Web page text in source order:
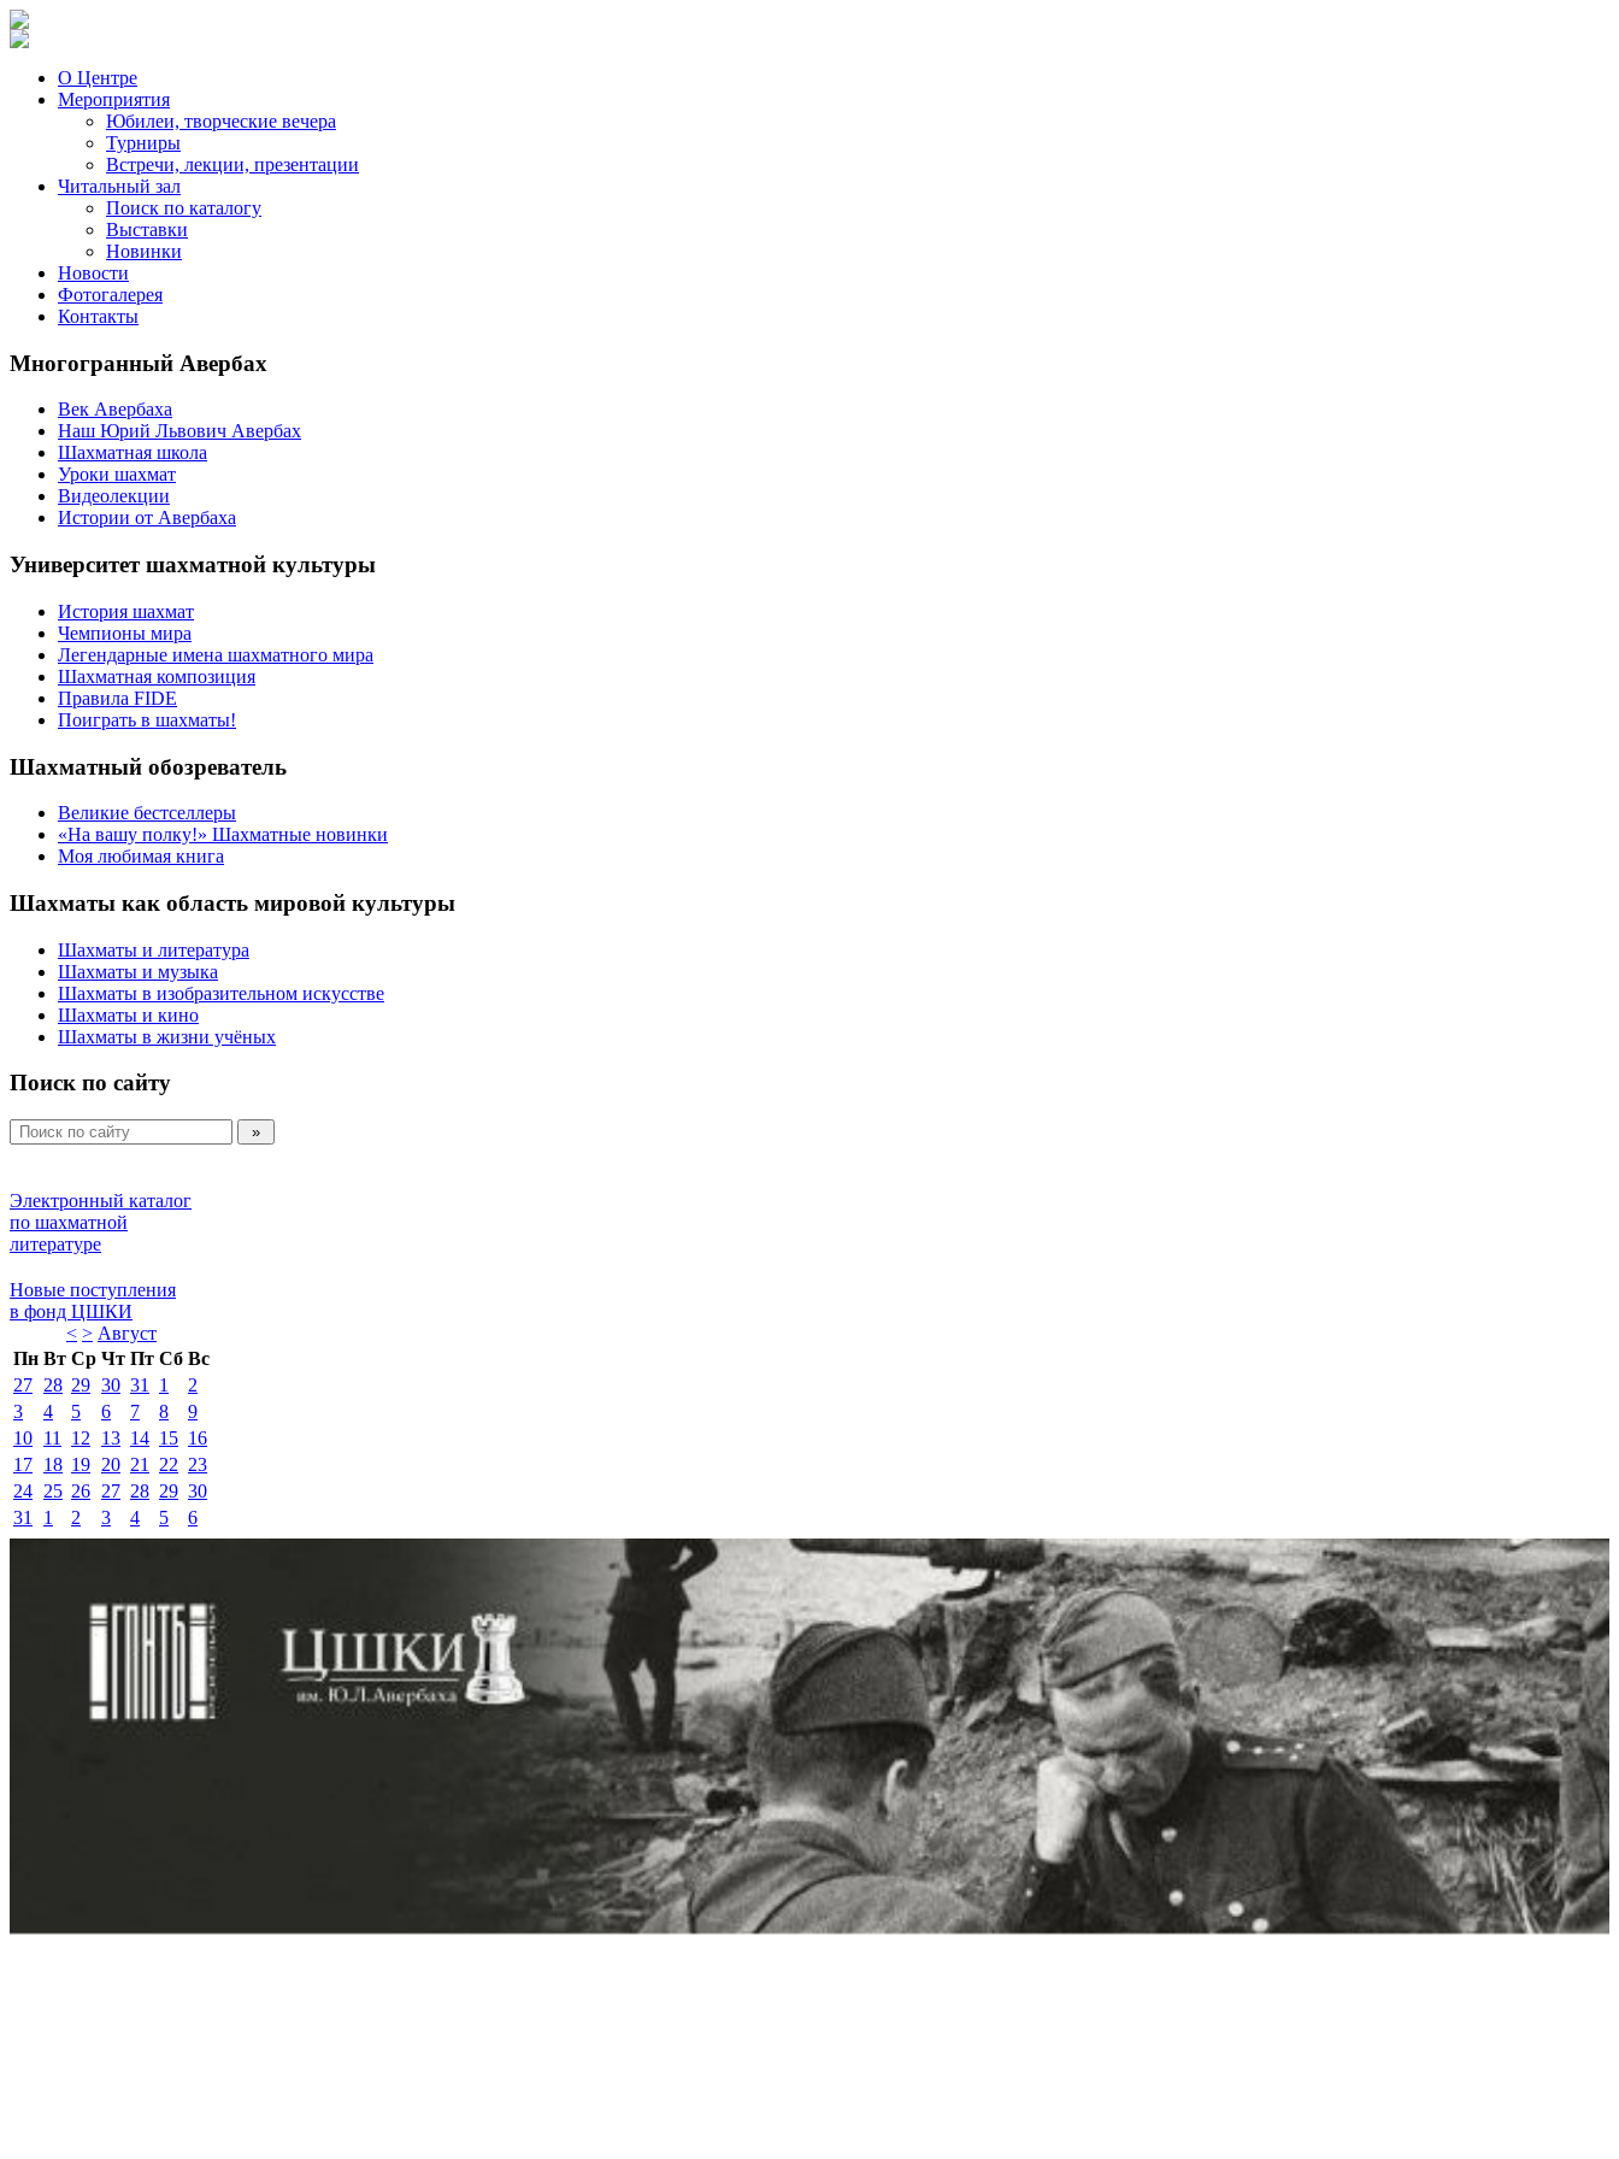
О Центре
Мероприятия
Юбилеи, творческие вечера
Турниры
Встречи, лекции, презентации
Читальный зал
Поиск по каталогу
Выставки
Новинки
Новости
Фотогалерея
Контакты
Многогранный Авербах
Век Авербаха
Наш Юрий Львович Авербах
Шахматная школа
Уроки шахмат
Видеолекции
Истории от Авербаха
Университет шахматной культуры
История шахмат
Чемпионы мира
Легендарные имена шахматного мира
Шахматная композиция
Правила FIDE
Поиграть в шахматы!
Шахматный обозреватель
Великие бестселлеры
«На вашу полку!» Шахматные новинки
Моя любимая книга
Шахматы как область мировой культуры
Шахматы и литература
Шахматы и музыка
Шахматы в изобразительном искусстве
Шахматы и кино
Шахматы в жизни учёных
Поиск по сайту
Электронный каталог
по шахматной
литературе
Новые поступления
в фонд ЦШКИ
< > Август
Пн Вт Ср Чт Пт Сб Вс
27 28 29 30 31 1
2
3
4 5 6 7 8
9
10 11 12 13 14 15 16
17 18 19 20 21 22 23
24 25 26 27 28 29 30
31
1 2 3 4 5 6